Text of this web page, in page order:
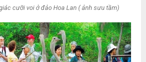
cưỡi voi ở đảo Hoa Lan ( ảnh sưu tầm)